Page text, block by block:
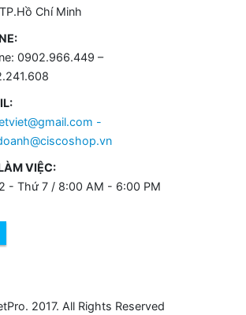
Chí Minh
0902.966.449 –
-
VIỆC:
- Thứ 7 / 8:00 AM - 6:00 PM
2017. All Rights Reserved